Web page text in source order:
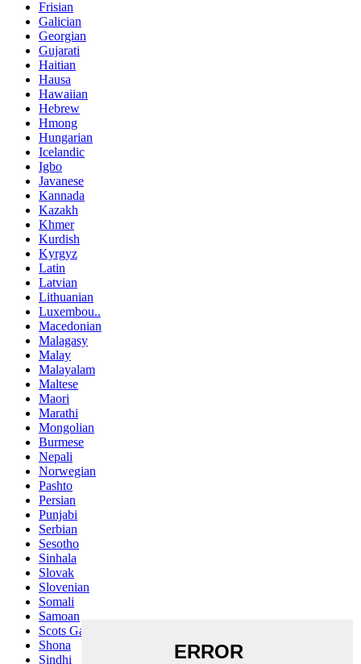
Frisian
Galician
Georgian
Gujarati
Haitian
Hausa
Hawaiian
Hebrew
Hmong
Hungarian
Icelandic
Igbo
Javanese
Kannada
Kazakh
Khmer
Kurdish
Kyrgyz
Latin
Latvian
Lithuanian
Luxembou..
Macedonian
Malagasy
Malay
Malayalam
Maltese
Maori
Marathi
Mongolian
Burmese
Nepali
Norwegian
Pashto
Persian
Punjabi
Serbian
Sesotho
Sinhala
Slovak
Slovenian
Somali
Samoan
Scots Gaelic
Shona
Sindhi